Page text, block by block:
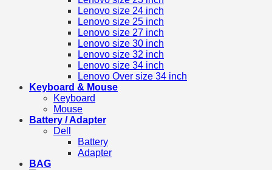
Lenovo size 24 inch
Lenovo size 25 inch
Lenovo size 27 inch
Lenovo size 30 inch
Lenovo size 32 inch
Lenovo size 34 inch
Lenovo Over size 34 inch
Keyboard & Mouse
Keyboard
Mouse
Battery / Adapter
Dell
Battery
Adapter
BAG